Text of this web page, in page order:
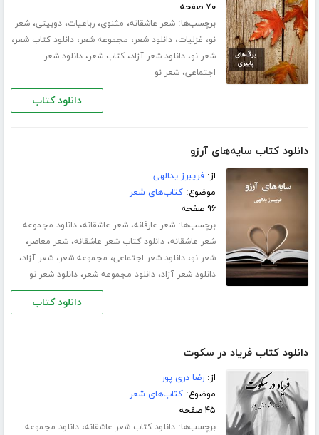
۷۰ صفحه
برچسب‌ها:شعر عاشقانه، مثنوی،رباعیات،دوبیتی،شعر
نو، غزلیات،دانلود شعر، مجموعه شعر،دانلود کتاب شعر،
شعر نو،دانلود شعر آزاد،کتاب شعر،دانلود شعر
اجتماعی،شعر نو
دانلود کتاب
دانلود کتاب سایه‌های آرزو
از:فریبرز یدالهی
موضوع:کتاب‌های شعر
۹۶ صفحه
برچسب‌ها:شعر عارفانه،شعر عاشقانه،دانلود مجموعه
شعر عاشقانه،دانلود کتاب شعر عاشقانه،شعر معاصر،
شعر نو،دانلود شعر اجتماعی، مجموعه شعر،شعر آزاد،
دانلود شعر آزاد،دانلود مجموعه شعر،دانلود شعر نو
دانلود کتاب
دانلود کتاب فریاد در سکوت
از:رضا دری پور
موضوع:کتاب‌های شعر
۴۵ صفحه
برچسب‌ها:دانلود کتاب شعر عاشقانه،دانلود مجموعه